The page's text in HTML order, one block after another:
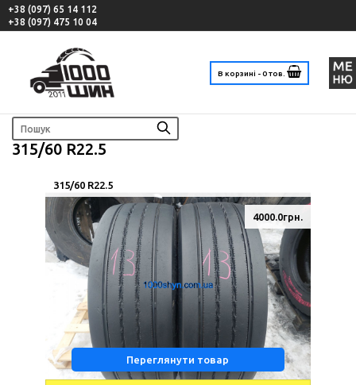
+38 (097) 65 14 112
+38 (097) 475 10 04
В корзині - 0 тов.
315/60 R22.5
315/60 R22.5
4000.0грн.
Переглянути товар